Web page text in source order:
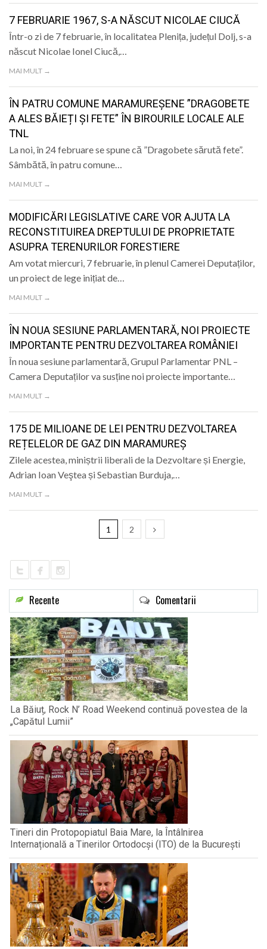
7 FEBRUARIE 1967, S-A NĂSCUT NICOLAE CIUCĂ
Într-o zi de 7 februarie, în localitatea Plenița, județul Dolj, s-a
născut Nicolae Ionel Ciucă,…
MAI MULT →
ÎN PATRU COMUNE MARAMUREȘENE ”DRAGOBETE
A ALES BĂIEȚI ȘI FETE” ÎN BIROURILE LOCALE ALE
TNL
La noi, în 24 februare se spune că ”Dragobete sărută fete”.
Sâmbătă, în patru comune…
MAI MULT →
MODIFICĂRI LEGISLATIVE CARE VOR AJUTA LA
RECONSTITUIREA DREPTULUI DE PROPRIETATE
ASUPRA TERENURILOR FORESTIERE
Am votat miercuri, 7 februarie, în plenul Camerei Deputaților,
un proiect de lege inițiat de…
MAI MULT →
ÎN NOUA SESIUNE PARLAMENTARĂ, NOI PROIECTE
IMPORTANTE PENTRU DEZVOLTAREA ROMÂNIEI
În noua sesiune parlamentară, Grupul Parlamentar PNL –
Camera Deputaților va susține noi proiecte importante…
MAI MULT →
175 DE MILIOANE DE LEI PENTRU DEZVOLTAREA
REȚELELOR DE GAZ DIN MARAMUREȘ
Zilele acestea, miniștrii liberali de la Dezvoltare și Energie,
Adrian Ioan Veştea și Sebastian Burduja,…
MAI MULT →
1 2
Recente Comentarii
La Băiuț, Rock N’ Road Weekend continuă povestea de la
„Capătul Lumii”
Tineri din Protopopiatul Baia Mare, la Întâlnirea
Internațională a Tinerilor Ortodocși (ITO) de la București